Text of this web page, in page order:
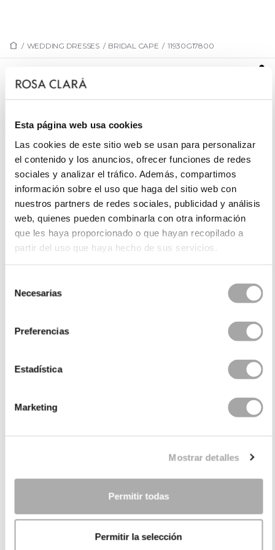
Esta página web usa cookies
Las cookies de este sitio web se usan para personalizar
el contenido y los anuncios, ofrecer funciones de redes
sociales y analizar el tráfico. Además, compartimos
información sobre el uso que haga del sitio web con
nuestros partners de redes sociales, publicidad y análisis
web, quienes pueden combinarla con otra información
que les haya proporcionado o que hayan recopilado a
partir del uso que haya hecho de sus servicios.
Necesarias
Preferencias
Estadística
Marketing
Mostrar detalles
Permitir todas
Permitir la selección
/ WEDDING DRESSES / BRIDAL CAPE / 11930G17800
11930G17800
embellishment and draping down to the hips.
REQUEST AN APPOINTMENT
NEED SOME HELP?
COMPANY